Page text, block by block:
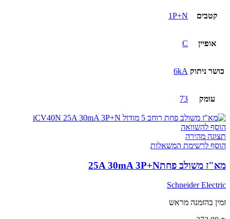
קטבים 1P+N
אופיין C
כושר ניתוק 6kA
עומק 73
הוסף להשוואה
תצוגה מהירה
הוסף לרשימת המשאלות
מא"ז משולב פחת25A 30mA 3P+N
Schneider Electric
זמין בהזמנה מראש